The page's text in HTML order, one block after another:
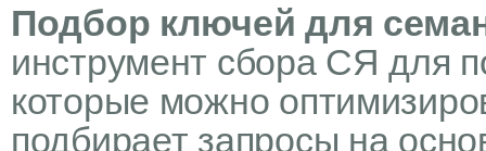
Подбор ключей для
инструмент сбора СЯ для
которые можно
подбирает запросы на